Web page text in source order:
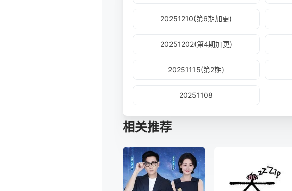
20251210(第6期加更)
20251202(第4期加更)
20251115(第2期)
20251108
相关推荐